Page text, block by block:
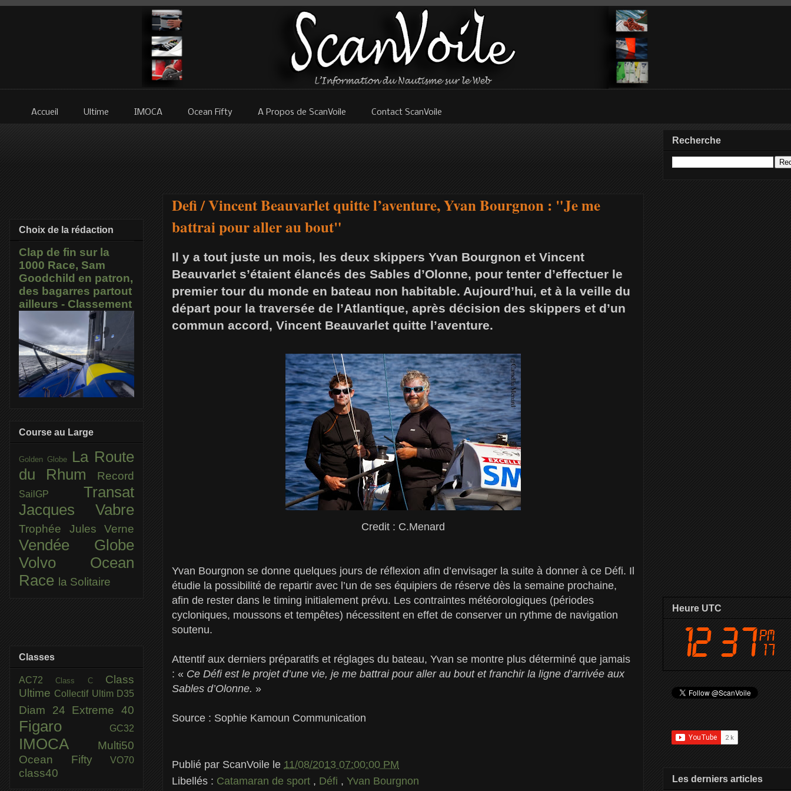
Accueil Ultime IMOCA Ocean Fifty A Propos de ScanVoile Contact ScanVoile
Defi / Vincent Beauvarlet quitte l’aventure, Yvan Bourgnon : "Je me
battrai pour aller au bout"
Il y a tout juste un mois, les deux skippers Yvan Bourgnon et Vincent
Beauvarlet s’étaient élancés des Sables d’Olonne, pour tenter d’effectuer le
premier tour du monde en bateau non habitable. Aujourd’hui, et à la veille du
départ pour la traversée de l’Atlantique, après décision des skippers et d’un
commun accord, Vincent Beauvarlet quitte l’aventure.
Credit : C.Menard
Yvan Bourgnon se donne quelques jours de réflexion afin d’envisager la suite à donner à ce Défi. Il
étudie la possibilité de repartir avec l’un de ses équipiers de réserve dès la semaine prochaine,
afin de rester dans le timing initialement prévu. Les contraintes météorologiques (périodes
cycloniques, moussons et tempêtes) nécessitent en effet de conserver un rythme de navigation
soutenu.
Attentif aux derniers préparatifs et réglages du bateau, Yvan se montre plus déterminé que jamais
: « Ce Défi est le projet d’une vie, je me battrai pour aller au bout et franchir la ligne d’arrivée aux
Sables d’Olonne. »
Source : Sophie Kamoun Communication
Publié par ScanVoile le 11/08/2013 07:00:00 PM
Libellés : Catamaran de sport , Défi , Yvan Bourgnon
Choix de la rédaction
Clap de fin sur la
1000 Race, Sam
Goodchild en patron,
des bagarres partout
ailleurs - Classement
Course au Large
Golden Globe
La Route
du Rhum
Record
SailGP Transat
Jacques Vabre
Trophée Jules Verne
Vendée Globe
Volvo Ocean
Race la Solitaire
Classes
AC72Class C Class
Ultime Collectif Ultim D35
Diam 24 Extreme 40
Figaro GC32
IMOCA
Multi50
Ocean Fifty
VO70
class40
Recherche
Heure UTC
Les derniers articles